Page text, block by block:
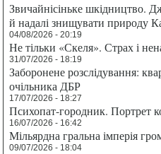
Звичайнісіньке шкідництво.
й надалі знищувати природу
04/08/2026 - 20:19
Не тільки «Скеля». Страх і
31/07/2026 - 18:19
Заборонене розслідування:
очільника ДБР
17/07/2026 - 18:27
Психопат-городник. Портрет
16/07/2026 - 16:42
Мільярдна гральна імперія
09/07/2026 - 18:04